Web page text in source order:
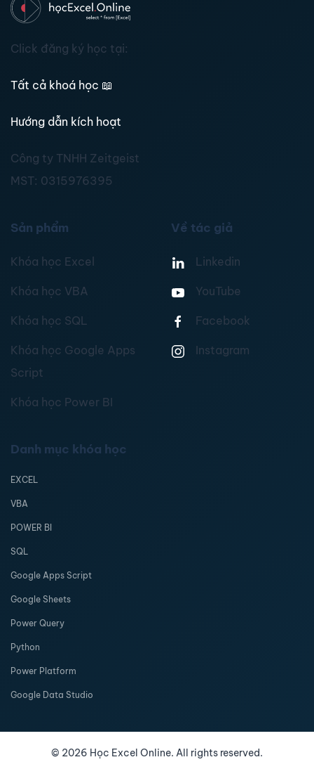
Click đăng ký học tại:
Tất cả khoá học 📖
Hướng dẫn kích hoạt
Công ty TNHH Zeitgeist
MST: 0315976395
Sản phẩm
Khóa học Excel
Khóa học VBA
Khóa học SQL
Khóa học Google Apps
Script
Khóa học Power BI
Về tác giả
Linkedin
YouTube
Facebook
Instagram
Danh mục khóa học
EXCEL
VBA
POWER BI
SQL
Google Apps Script
Google Sheets
Power Query
Python
Power Platform
Google Data Studio
© 2026 Học Excel Online. All rights reserved.